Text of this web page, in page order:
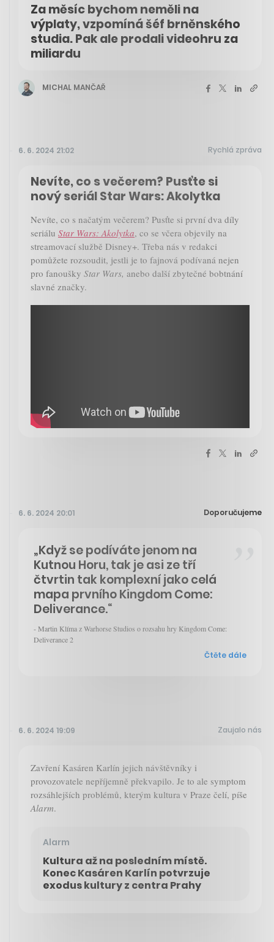
Za měsíc bychom neměli na
výplaty, vzpomíná šéf brněnského
studia. Pak ale prodali videohru za
miliardu
MICHAL MANČAŘ
6. 6. 2024 21:02 Rychlá zpráva
Nevíte, co s večerem? Pusťte si
nový seriál Star Wars: Akolytka
Nevíte, co s načatým večerem? Pusťte si první dva díly
seriálu Star Wars: Akolytka, co se včera objevily na
streamovací službě Disney+. Třeba nás v redakci
pomůžete rozsoudit, jestli je to fajnová podívaná nejen
pro fanoušky Star Wars, anebo další zbytečné bobtnání
slavné značky.
6. 6. 2024 20:01 Doporučujeme
„Když se podíváte jenom na
Kutnou Horu, tak je asi ze tří
čtvrtin tak komplexní jako celá
mapa prvního Kingdom Come:
Deliverance.“
- Martin Klíma z Warhorse Studios o rozsahu hry Kingdom Come:
Deliverance 2
Čtěte dále
6. 6. 2024 19:09 Zaujalo nás
Zavření Kasáren Karlín jejich návštěvníky i
provozovatele nepříjemně překvapilo. Je to ale symptom
rozsáhlejších problémů, kterým kultura v Praze čelí, píše
Alarm.
Alarm
Kultura až na posledním místě.
Konec Kasáren Karlín potvrzuje
exodus kultury z centra Prahy